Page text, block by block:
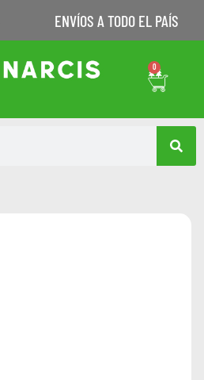
ENVÍOS A TODO EL PAÍS
0